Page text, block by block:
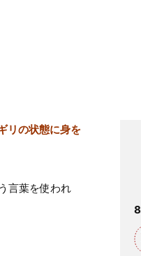
リの状態に身を
言葉を使われ